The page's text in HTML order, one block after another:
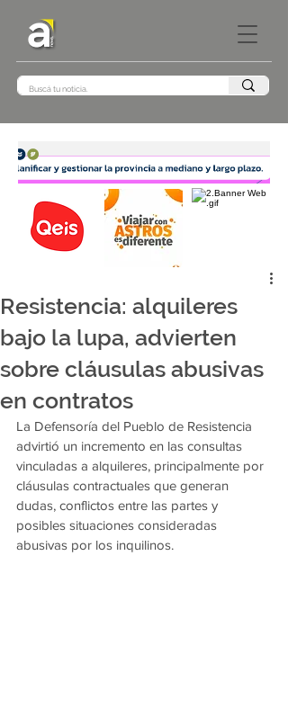
Resistencia: alquileres
bajo la lupa, advierten
sobre cláusulas abusivas
en contratos
La Defensoría del Pueblo de Resistencia
advirtió un incremento en las consultas
vinculadas a alquileres, principalmente por
cláusulas contractuales que generan
dudas, conflictos entre las partes y
posibles situaciones consideradas
abusivas por los inquilinos.